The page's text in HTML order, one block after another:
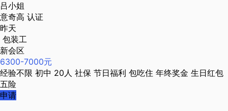
吕小姐
意奇高 认证
昨天
包装工
新会区
6300-7000元
经验不限 初中 20人 社保 节日福利 包吃住 年终奖金 生日红包
五险
申请